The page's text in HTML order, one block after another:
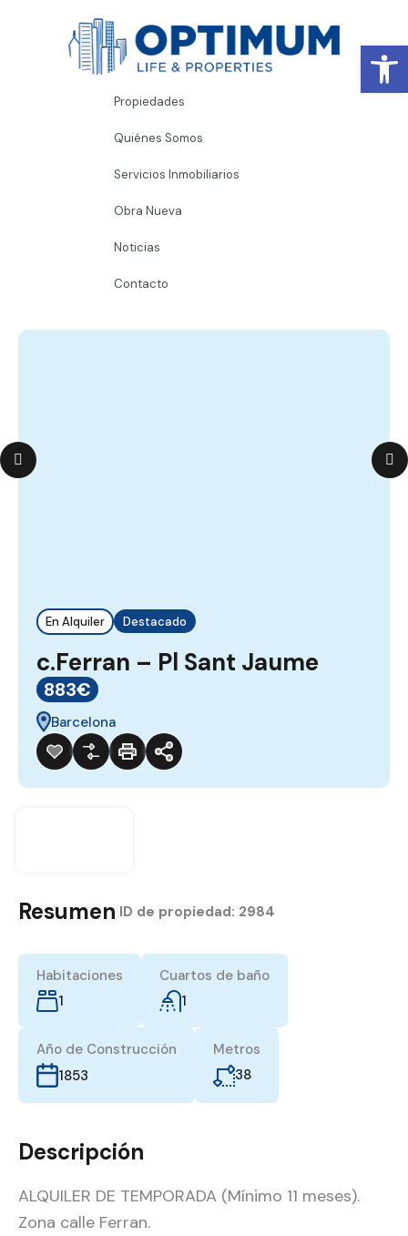
Abrir
Propiedades
Quiénes Somos
Servicios Inmobiliarios
Obra Nueva
Noticias
Contacto
En Alquiler Destacado
c.Ferran – Pl Sant Jaume
883€
Barcelona
Resumen ID de propiedad: 2984
Habitaciones
1
Cuartos de baño
1
Año de Construcción
1853
Metros
38
Descripción
ALQUILER DE TEMPORADA (Mínimo 11 meses).
Zona calle Ferran.